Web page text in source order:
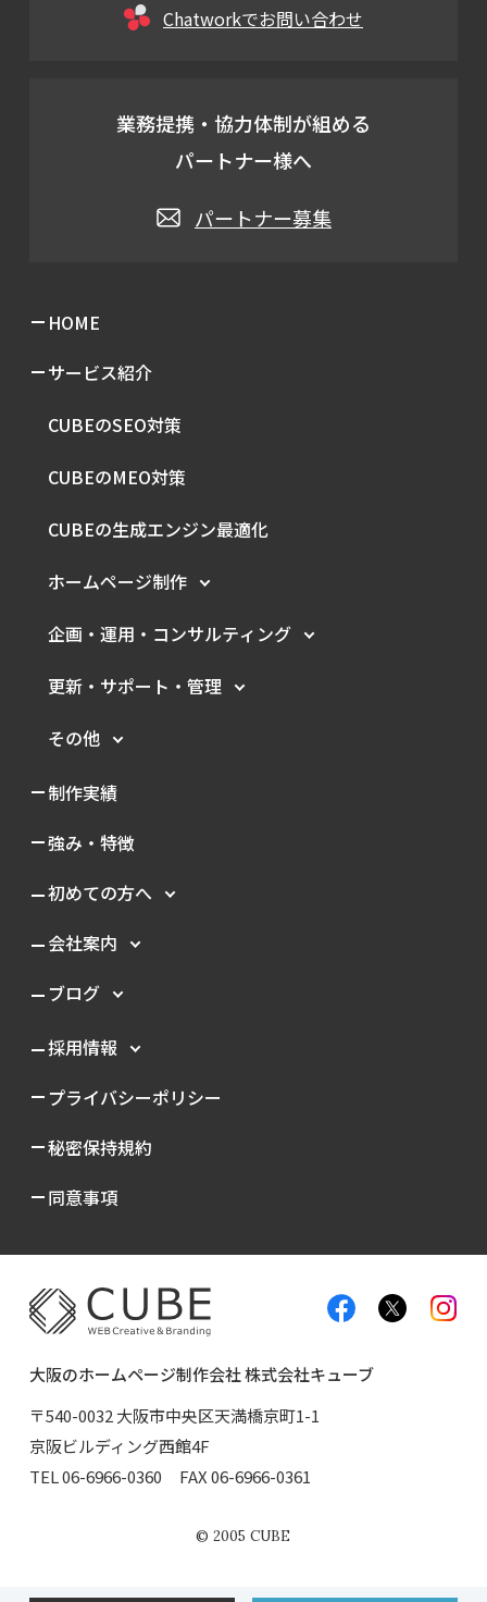
Chatworkでお問い合わせ
業務提携・協力体制が組める
パートナー様へ
パートナー募集
HOME
サービス紹介
CUBEのSEO対策
CUBEのMEO対策
CUBEの生成エンジン最適化
ホームページ制作
企画・運用・ コンサルティング
更新・サポート・管理
その他
制作実績
強み・特徴
初めての方へ
会社案内
ブログ
採用情報
プライバシーポリシー
秘密保持規約
同意事項
大阪のホームページ制作会社 株式会社キューブ
〒540-0032 大阪市中央区天満橋京町1-1
京阪ビルディング西館4F
TEL06-6966-0360 FAX 06-6966-0361
©2005 CUBE